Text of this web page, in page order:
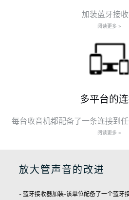
加装蓝牙接
阅读更多 >
多平台的
每台收音机都配备了一条连接到
阅读更多 >
放大管声音的改进
- 蓝牙接收器加装-该单位配备了一个蓝牙